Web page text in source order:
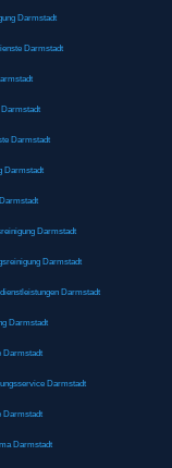
Darmstadt
Darmstadt
Darmstadt
Darmstadt
Darmstadt
Darmstadt
Darmstadt
Darmstadt
Darmstadt
Darmstadt
Darmstadt
Darmstadt
Darmstadt